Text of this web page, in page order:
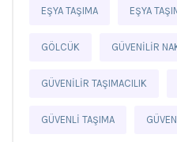
EŞYA TAŞIMA EŞYA
GÖLCÜK GÜVENILIR
GÜVENILIR TAŞIMACILIK
GÜVENLI TAŞIMA